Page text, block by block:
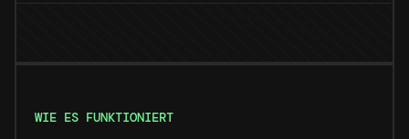
WIE ES FUNKTIONIERT